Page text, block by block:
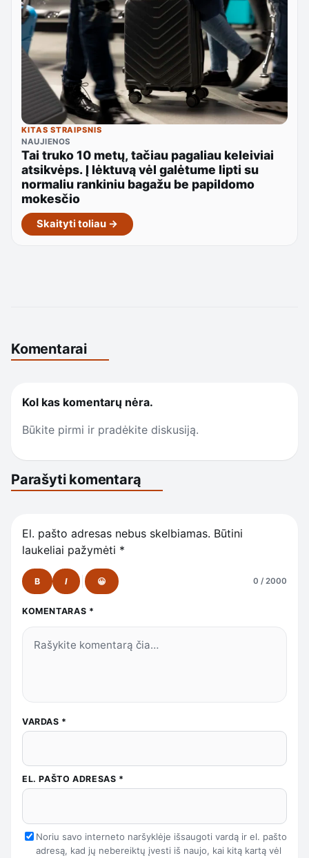
KITAS STRAIPSNIS
NAUJIENOS
Tai truko 10 metų, tačiau pagaliau keleiviai
atsikvėps. Į lėktuvą vėl galėtume lipti su
normaliu rankiniu bagažu be papildomo
mokesčio
Skaityti toliau →
Komentarai
Kol kas komentarų nėra.
Būkite pirmi ir pradėkite diskusiją.
Parašyti komentarą
El. pašto adresas nebus skelbiamas. Būtini
laukeliai pažymėti *
B I 😀 0 / 2000
KOMENTARAS *
VARDAS *
EL. PAŠTO ADRESAS *
Noriu savo interneto naršyklėje išsaugoti vardą ir el. pašto
adresą, kad jų nebereiktų įvesti iš naujo, kai kitą kartą vėl